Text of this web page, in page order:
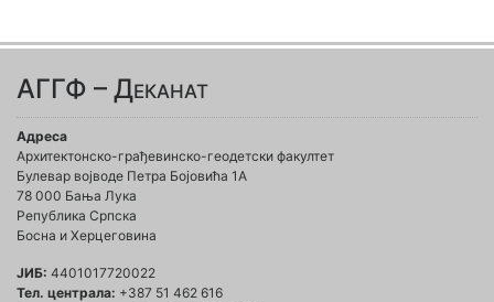
АГГФ – Деканат
Адреса
Архитектонско-грађевинско-геодетски факултет
Булевар војводе Петра Бојовића 1A
78 000 Бања Лука
Република Српска
Босна и Херцеговина
ЈИБ: 4401017720022
Тел. централа: +387 51 462 616